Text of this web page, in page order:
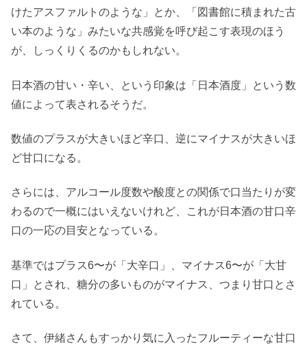
けたアスファルトのような」とか、「図書館に積まれた古
い本のような」みたいな共感覚を呼び起こす表現のほう
が、しっくりくるのかもしれない。
日本酒の甘い・辛い、という印象は「日本酒度」という数
値によって表されるそうだ。
数値のプラスが大きいほど辛口、逆にマイナスが大きいほ
ど甘口になる。
さらには、アルコール度数や酸度との関係で口当たりが変
わるので一概にはいえないけれど、これが日本酒の甘口辛
口の一応の目安となっている。
基準ではプラス6〜が「大辛口」、マイナス6〜が「大甘
口」とされ、糖分の多いものがマイナス、つまり甘口とさ
れている。
さて、伊緒さんもすっかり気に入ったフルーティーな甘口